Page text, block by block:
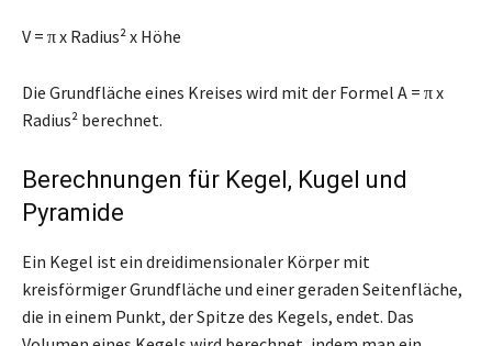
V = π x Radius² x Höhe
Die Grundfläche eines Kreises wird mit der Formel A = π x
Radius² berechnet.
Berechnungen für Kegel, Kugel und
Pyramide
Ein Kegel ist ein dreidimensionaler Körper mit
kreisförmiger Grundfläche und einer geraden Seitenfläche,
die in einem Punkt, der Spitze des Kegels, endet. Das